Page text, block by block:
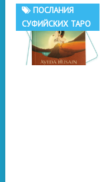
ПОСЛАНИЯ
СУФИЙСКИХ ТАРО